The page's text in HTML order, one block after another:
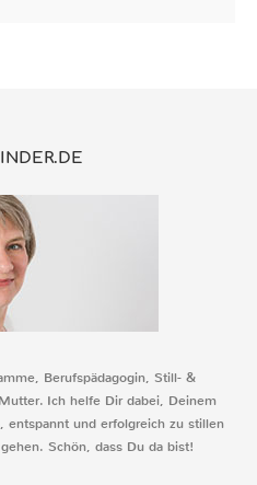
Berufspädagogin, Still- &
Ich helfe Dir dabei, Deinem
entspannt und erfolgreich zu stillen
Schön, dass Du da bist!